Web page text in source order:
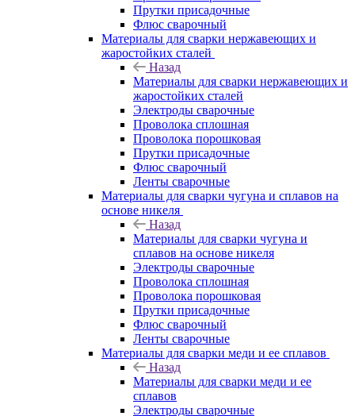
Прутки присадочные
Флюс сварочный
Материалы для сварки нержавеющих и
жаростойких сталей
Назад
Материалы для сварки нержавеющих и
жаростойких сталей
Электроды сварочные
Проволока сплошная
Проволока порошковая
Прутки присадочные
Флюс сварочный
Ленты сварочные
Материалы для сварки чугуна и сплавов на
основе никеля
Назад
Материалы для сварки чугуна и
сплавов на основе никеля
Электроды сварочные
Проволока сплошная
Проволока порошковая
Прутки присадочные
Флюс сварочный
Ленты сварочные
Материалы для сварки меди и ее сплавов
Назад
Материалы для сварки меди и ее
сплавов
Электроды сварочные